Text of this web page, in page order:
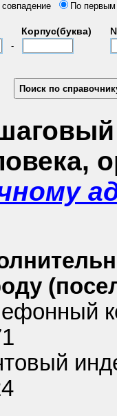
По
Корпус(буква)
-